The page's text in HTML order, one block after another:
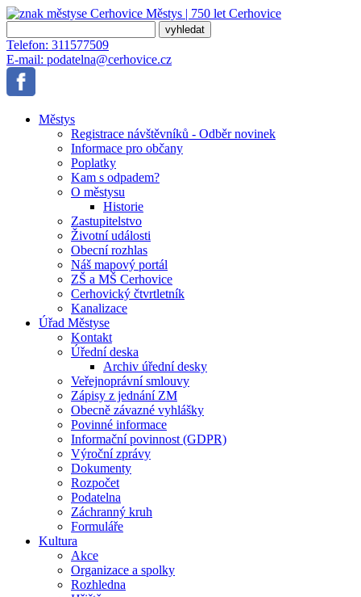
Městys | 750 let Cerhovice
Telefon: 311577509
E-mail: podatelna@cerhovice.cz
Městys
Registrace návštěvníků - Odběr novinek
Informace pro občany
Poplatky
Kam s odpadem?
O městysu
Historie
Zastupitelstvo
Životní události
Obecní rozhlas
Náš mapový portál
ZŠ a MŠ Cerhovice
Cerhovický čtvrtletník
Kanalizace
Úřad Městyse
Kontakt
Úřední deska
Archiv úřední desky
Veřejnoprávní smlouvy
Zápisy z jednání ZM
Obecně závazné vyhlášky
Povinné informace
Informační povinnost (GDPR)
Výroční zprávy
Dokumenty
Rozpočet
Podatelna
Záchranný kruh
Formuláře
Kultura
Akce
Organizace a spolky
Rozhledna